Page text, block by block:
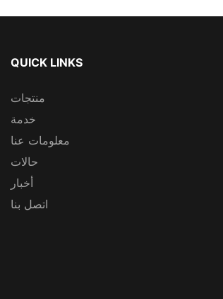
QUICK LINKS
منتجات
خدمة
معلومات عنا
حالات
أخبار
اتصل بنا